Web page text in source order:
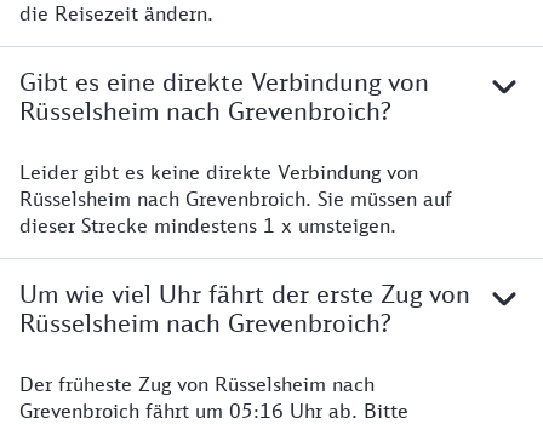
die Reisezeit ändern.
Gibt es eine direkte Verbindung von
Rüsselsheim nach Grevenbroich?
Leider gibt es keine direkte Verbindung von
Rüsselsheim nach Grevenbroich. Sie müssen auf
dieser Strecke mindestens 1 x umsteigen.
Um wie viel Uhr fährt der erste Zug von
Rüsselsheim nach Grevenbroich?
Der früheste Zug von Rüsselsheim nach
Grevenbroich fährt um 05:16 Uhr ab. Bitte